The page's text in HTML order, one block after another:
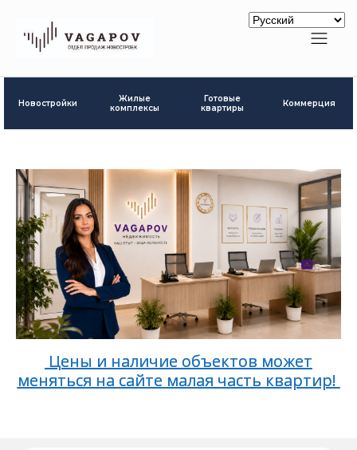
Новостройки
Жилые
комплексы
Готовые
квартиры
Коммерция
Цены и наличие объектов может
меняться на сайте малая часть квартир!